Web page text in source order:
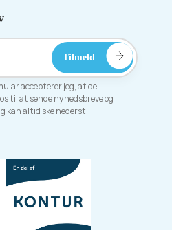
accepterer jeg, at de
til at sende nyhedsbreve og
kan altid ske nederst.